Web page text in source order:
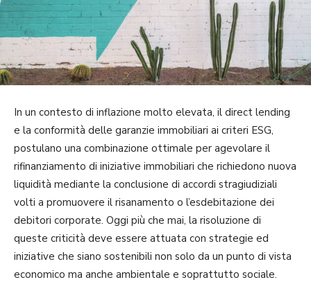
In un contesto di inflazione molto elevata, il direct lending
e la conformità delle garanzie immobiliari ai criteri ESG,
postulano una combinazione ottimale per agevolare il
rifinanziamento di iniziative immobiliari che richiedono nuova
liquidità mediante la conclusione di accordi stragiudiziali
volti a promuovere il risanamento o l’esdebitazione dei
debitori corporate. Oggi più che mai, la risoluzione di
queste criticità deve essere attuata con strategie ed
iniziative che siano sostenibili non solo da un punto di vista
economico ma anche ambientale e soprattutto sociale.